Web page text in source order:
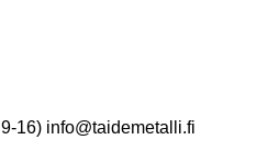
16) info@taidemetalli.fi